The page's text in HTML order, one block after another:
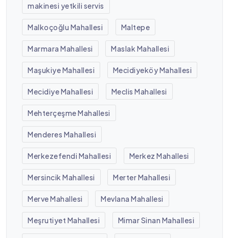
makinesi yetkili servis
Malkoçoğlu Mahallesi Maltepe
Marmara Mahallesi Maslak Mahallesi
Maşukiye Mahallesi Mecidiyeköy Mahallesi
Mecidiye Mahallesi Meclis Mahallesi
Mehterçeşme Mahallesi
Menderes Mahallesi
Merkezefendi Mahallesi Merkez Mahallesi
Mersincik Mahallesi Merter Mahallesi
Merve Mahallesi Mevlana Mahallesi
Meşrutiyet Mahallesi Mimar Sinan Mahallesi